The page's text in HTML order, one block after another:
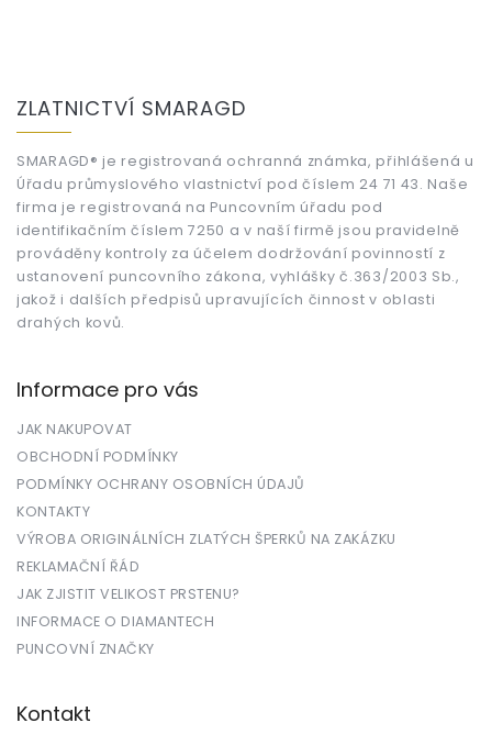
ZLATNICTVÍ SMARAGD
SMARAGD® je registrovaná ochranná známka, přihlášená u
Úřadu průmyslového vlastnictví pod číslem 24 71 43. Naše
firma je registrovaná na Puncovním úřadu pod
identifikačním číslem 7250 a v naší firmě jsou pravidelně
prováděny kontroly za účelem dodržování povinností z
ustanovení puncovního zákona, vyhlášky č.363/2003 Sb.,
jakož i dalších předpisů upravujících činnost v oblasti
drahých kovů.
Informace pro vás
JAK NAKUPOVAT
OBCHODNÍ PODMÍNKY
PODMÍNKY OCHRANY OSOBNÍCH ÚDAJŮ
KONTAKTY
VÝROBA ORIGINÁLNÍCH ZLATÝCH ŠPERKŮ NA ZAKÁZKU
REKLAMAČNÍ ŘÁD
JAK ZJISTIT VELIKOST PRSTENU?
INFORMACE O DIAMANTECH
PUNCOVNÍ ZNAČKY
Kontakt